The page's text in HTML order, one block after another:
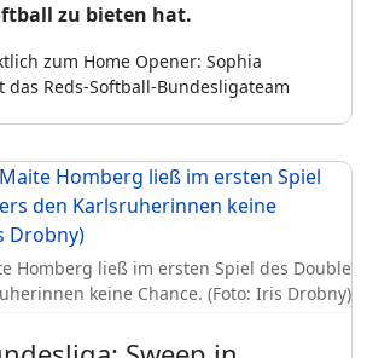
zu bieten hat.
zum Home Opener: Sophia
das Reds-Softball-Bundesligateam
Homberg ließ im ersten Spiel des Double
keine Chance. (Foto: Iris Drobny)